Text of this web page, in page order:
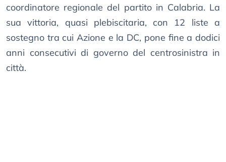
coordinatore regionale del partito in Calabria. La
sua vittoria, quasi plebiscitaria, con 12 liste a
sostegno tra cui Azione e la DC, pone fine a dodici
anni consecutivi di governo del centrosinistra in
città.